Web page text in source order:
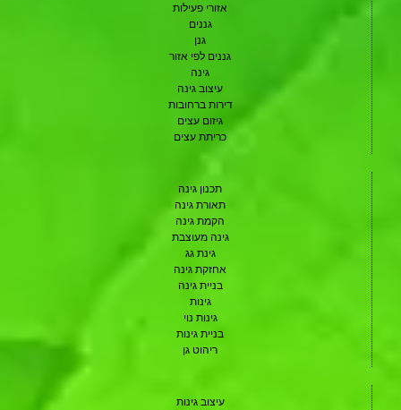
אזורי פעילות
גננים
גנן
גננים לפי אזור
גינה
עיצוב גינה
דירות ברחובות
גיזום עצים
כריתת עצים
תכנון גינה
תאורת גינה
הקמת גינה
גינה מעוצבת
גינת גג
אחזקת גינה
בניית גינה
גינות
גינות נוי
בניית גינות
ריהוט גן
עיצוב גינות